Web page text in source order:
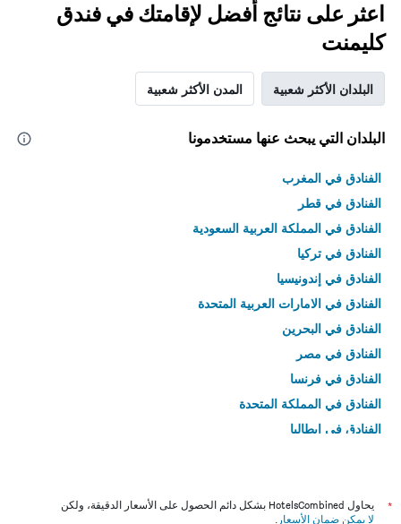
اعثر على نتائج أفضل لإقامتك في فندق
كليمنت
البلدان الأكثر شعبية المدن الأكثر شعبية
البلدان التي يبحث عنها مستخدمونا
الفنادق في المغرب
الفنادق في قطر
الفنادق في المملكة العربية السعودية
الفنادق في تركيا
الفنادق في إندونيسيا
الفنادق في الامارات العربية المتحدة
الفنادق في البحرين
الفنادق في مصر
الفنادق في فرنسا
الفنادق في المملكة المتحدة
الفنادق في إيطاليا
*
يحاول HotelsCombined بشكل دائم الحصول على الأسعار الدقيقة، ولكن
لا يمكن ضمان الأسعار .